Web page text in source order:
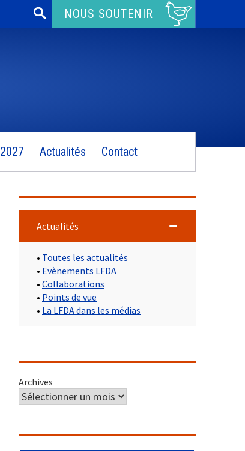
Rechercher :NOUS SOUTENIR
Actualités Contact
Actualités
• Toutes les actualités
• Evènements LFDA
• Collaborations
• Points de vue
• La LFDA dans les médias
Archives